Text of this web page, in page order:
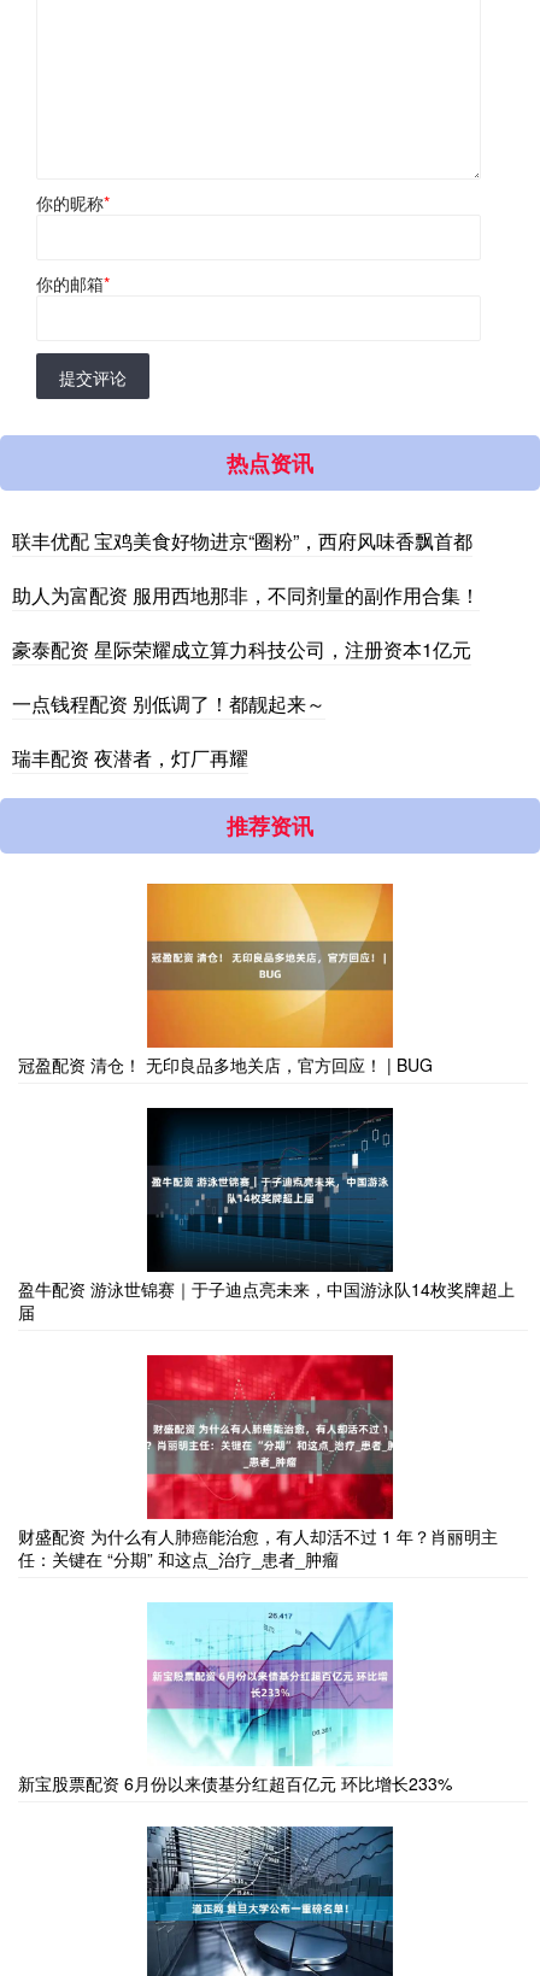
你的昵称*
你的邮箱*
提交评论
热点资讯
联丰优配 宝鸡美食好物进京“圈粉”，西府风味香飘首都
助人为富配资 服用西地那非，不同剂量的副作用合集！
豪泰配资 星际荣耀成立算力科技公司，注册资本1亿元
一点钱程配资 别低调了！都靓起来～
瑞丰配资 夜潜者，灯厂再耀
推荐资讯
冠盈配资 清仓！ 无印良品多地关店，官方回应！ | BUG
盈牛配资 游泳世锦赛｜于子迪点亮未来，中国游泳队14枚奖牌超上
届
财盛配资 为什么有人肺癌能治愈，有人却活不过 1 年？肖丽明主
任：关键在 “分期” 和这点_治疗_患者_肿瘤
新宝股票配资 6月份以来债基分红超百亿元 环比增长233%